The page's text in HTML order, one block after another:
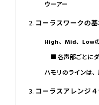
ウーアー
コーラスワークの
High、Mid、Low
■ 各声部ごとに
ハモリのラインは
コーラスアレンジ